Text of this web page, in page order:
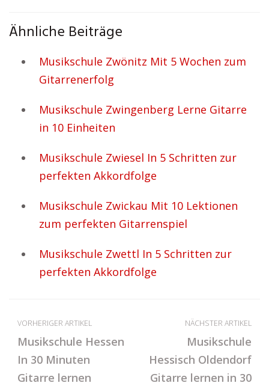
Ähnliche Beiträge
Musikschule Zwönitz Mit 5 Wochen zum
Gitarrenerfolg
Musikschule Zwingenberg Lerne Gitarre
in 10 Einheiten
Musikschule Zwiesel In 5 Schritten zur
perfekten Akkordfolge
Musikschule Zwickau Mit 10 Lektionen
zum perfekten Gitarrenspiel
Musikschule Zwettl In 5 Schritten zur
perfekten Akkordfolge
VORHERIGER ARTIKEL
Musikschule Hessen
In 30 Minuten
Gitarre lernen
NÄCHSTER ARTIKEL
Musikschule
Hessisch Oldendorf
Gitarre lernen in 30